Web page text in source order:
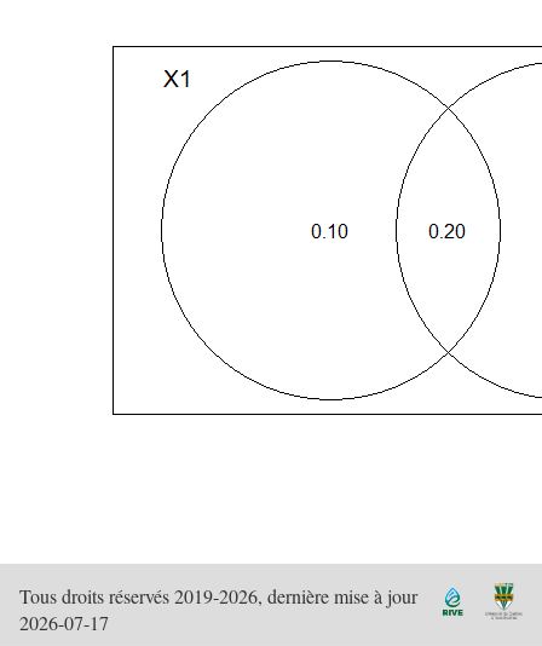
Tous droits réservés 2019-2026, dernière mise à jour
2026-07-17